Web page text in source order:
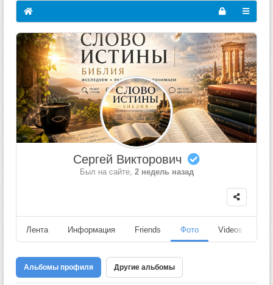
ВИДЕО
БЛОГИ
МУЗЫКА
БИБЛИЯ
ОПРОСЫ
НОВОСТИ
Сергей Викторович
Был на сайте, 2 недель назад
Лента Информация Friends Фото Videos
Альбомы профиля Другие альбомы